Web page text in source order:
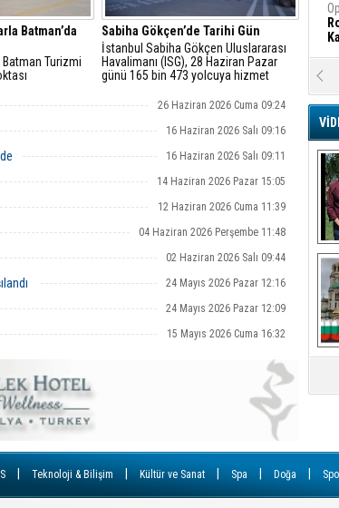
Batman’da
Batman Turizmi
Sabiha Gökçen’de Tarihi Gün
İstanbul Sabiha Gökçen Uluslararası
Havalimanı (ISG), 28 Haziran Pazar
günü 165 bin 473 yolcuya hizmet
günlük yolcu rekorunu kırdı
26 Haziran 2026 Cuma 09:24
16 Haziran 2026 Salı 09:16
16 Haziran 2026 Salı 09:11
14 Haziran 2026 Pazar 15:05
12 Haziran 2026 Cuma 11:39
04 Haziran 2026 Perşembe 11:48
02 Haziran 2026 Salı 09:44
24 Mayıs 2026 Pazar 12:16
24 Mayıs 2026 Pazar 12:09
15 Mayıs 2026 Cuma 16:32
Teknoloji & Bilişim Kültür ve Sanat Spa Doğa